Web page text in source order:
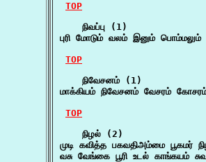
TOP
    நிவப்பு (1)
புரி மோடும் வலம் இனும்
TOP
    நிவேசனம் (1)
மாக்கியம் நிவேசனம் வேசரம்
TOP
    நிழல் (2)
முடி கவித்த பகவதிஅம்மை பூகமர்
வசு வேங்கை பூரி உடல்